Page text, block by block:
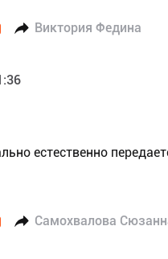
Виктория Федина
естественно
Самохвалова